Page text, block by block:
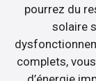
pourrez du
solaire
complets,